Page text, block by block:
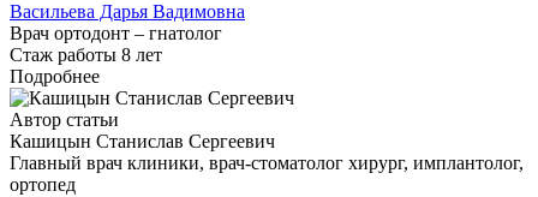
Васильева Дарья Вадимовна
Врач ортодонт – гнатолог
Стаж работы 8 лет
Подробнее
Автор статьи
Кашицын Станислав Сергеевич
Главный врач клиники, врач-стоматолог хирург, имплантолог,
ортопед